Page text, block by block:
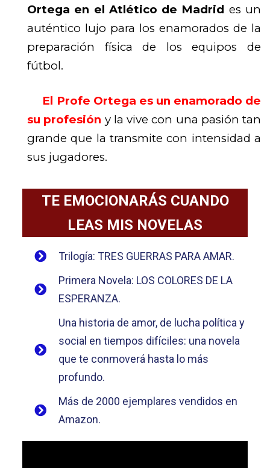
Ortega en el Atlético de Madrid es un
auténtico lujo para los enamorados de la
preparación física de los equipos de
fútbol.
El Profe Ortega es un enamorado de
su profesión y la vive con una pasión tan
grande que la transmite con intensidad a
sus jugadores.
TE EMOCIONARÁS CUANDO
LEAS MIS NOVELAS
Trilogía: TRES GUERRAS PARA AMAR.
Primera Novela: LOS COLORES DE LA
ESPERANZA.
Una historia de amor, de lucha política y
social en tiempos difíciles: una novela
que te conmoverá hasta lo más
profundo.
Más de 2000 ejemplares vendidos en
Amazon.